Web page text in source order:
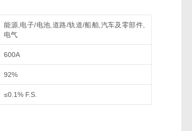
能源,电子/电池,道路/轨道/船舶,汽车及零部件,
电气
600A
92%
≤0.1% F.S.